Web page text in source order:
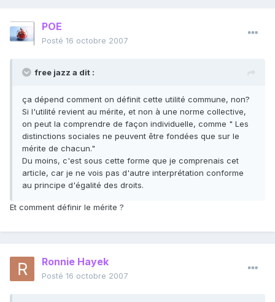
POE
Posté 16 octobre 2007
free jazz a dit :
ça dépend comment on définit cette utilité commune, non?
Si l'utilité revient au mérite, et non à une norme collective,
on peut la comprendre de façon individuelle, comme " Les
distinctions sociales ne peuvent être fondées que sur le
mérite de chacun."
Du moins, c'est sous cette forme que je comprenais cet
article, car je ne vois pas d'autre interprétation conforme
au principe d'égalité des droits.
Et comment définir le mérite ?
Ronnie Hayek
Posté 16 octobre 2007